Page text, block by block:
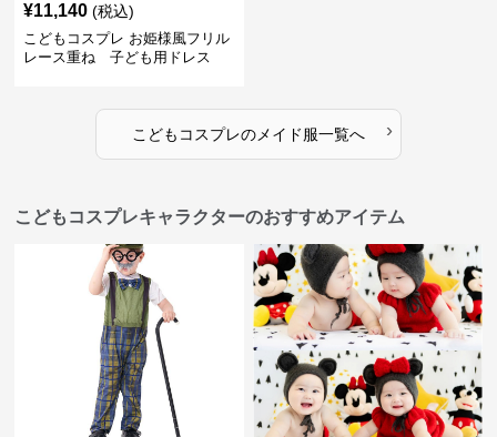
¥11,140 (税込)
こどもコスプレ お姫様風フリル
レース重ね 子ども用ドレス
こどもコスプレのメイド服一覧へ ›
こどもコスプレキャラクターのおすすめアイテム